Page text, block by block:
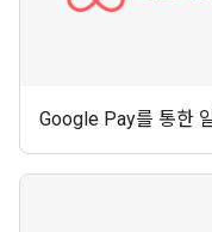
Google Pay를 통한